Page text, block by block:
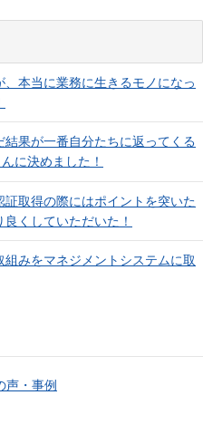
、本当に業務に生きるモノになっ
結果が一番自分たちに返ってくる
に決めました！
証取得の際にはポイントを突いた
くしていただいた！
組みをマネジメントシステムに取
声・事例